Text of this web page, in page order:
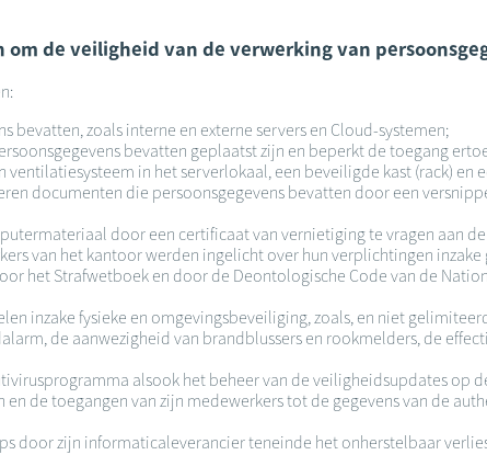
de veiligheid van de verwerking van
bevatten, zoals interne en externe servers en Cloud-systemen;
bevatten geplaatst zijn en beperkt de toegang
in het serverlokaal, een beveiligde kast (rack) en
documenten die persoonsgegevens bevatten door een
door een certificaat van vernietiging te vragen aan
van het kantoor werden ingelicht over hun verplichtingen
het Strafwetboek en door de Deontologische Code van de
inzake fysieke en omgevingsbeveiliging, zoals, en niet
de aanwezigheid van brandblussers en rookmelders, de
alsook het beheer van de veiligheidsupdates op
de toegangen van zijn medewerkers tot de gegevens van de
door zijn informaticaleverancier teneinde het onherstelbaar